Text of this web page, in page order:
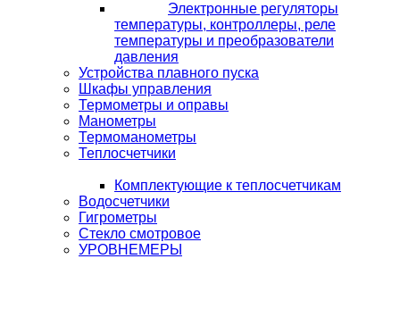
Электронные регуляторы
температуры, контроллеры, реле
температуры и преобразователи
давления
Устройства плавного пуска
Шкафы управления
Термометры и оправы
Манометры
Термоманометры
Теплосчетчики
Комплектующие к теплосчетчикам
Водосчетчики
Гигрометры
Стекло смотровое
УРОВНЕМЕРЫ